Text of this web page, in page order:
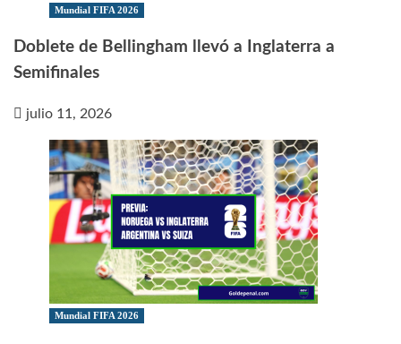
Mundial FIFA 2026
Doblete de Bellingham llevó a Inglaterra a
Semifinales
julio 11, 2026
Mundial FIFA 2026